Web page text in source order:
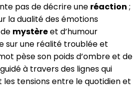
pas de décrire une réaction ;
la dualité des émotions
mystèreet d’humour
sur une réalité troublée et
pèse son poids d’ombre et de
à travers des lignes qui
tensions entre le quotidien et